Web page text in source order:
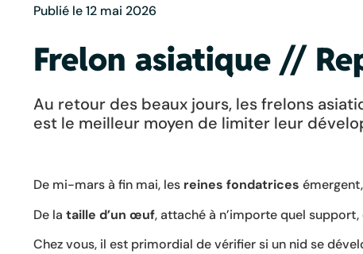
Publié le 12 mai 2026
Frelon asiatique //
Au retour des beaux jours, les frelons
est le meilleur moyen de limiter leur
De mi-mars à fin mai, les reines fondatrices
De la taille d’un œuf, attaché à n’importe quel
Chez vous, il est primordial de vérifier si un nid se